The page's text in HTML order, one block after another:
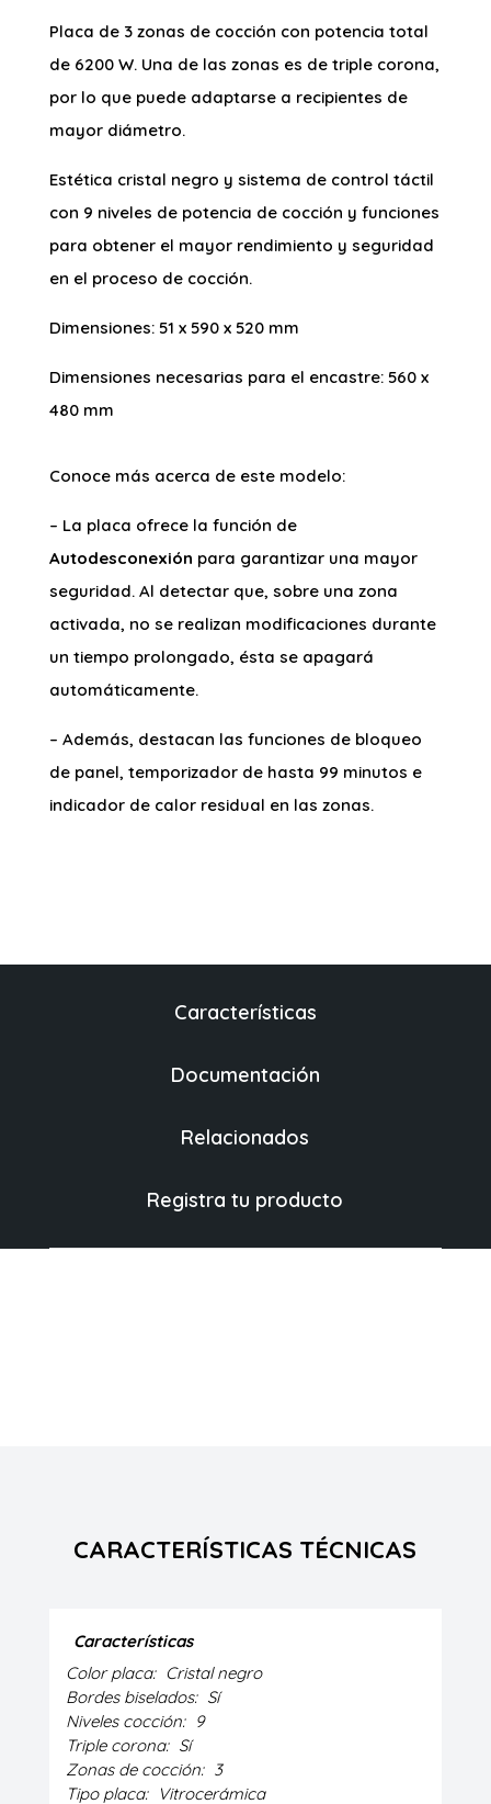
Placa de 3 zonas de cocción con potencia total
de 6200 W. Una de las zonas es de triple corona,
por lo que puede adaptarse a recipientes de
mayor diámetro.
Estética cristal negro y sistema de control táctil
con 9 niveles de potencia de cocción y funciones
para obtener el mayor rendimiento y seguridad
en el proceso de cocción.
Dimensiones: 51 x 590 x 520 mm
Dimensiones necesarias para el encastre: 560 x
480 mm
Conoce más acerca de este modelo:
– La placa ofrece la función de
Autodesconexión para garantizar una mayor
seguridad. Al detectar que, sobre una zona
activada, no se realizan modificaciones durante
un tiempo prolongado, ésta se apagará
automáticamente.
– Además, destacan las funciones de bloqueo
de panel, temporizador de hasta 99 minutos e
indicador de calor residual en las zonas.
Características
Documentación
Relacionados
Registra tu producto
CARACTERÍSTICAS TÉCNICAS
Características
Color placa: Cristal negro
Bordes biselados: Sí
Niveles cocción: 9
Triple corona: Sí
Zonas de cocción: 3
Tipo placa: Vitrocerámica